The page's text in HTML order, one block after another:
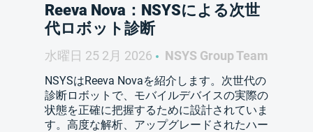
Reeva Nova：NSYSによる次世
代ロボット診断
水曜日 25 2月 2026 NSYS Group Team
NSYSはReeva Novaを紹介します。次世代の
診断ロボットで、モバイルデバイスの実際の
状態を正確に把握するために設計されていま
す。高度な解析、アップグレードされたハー